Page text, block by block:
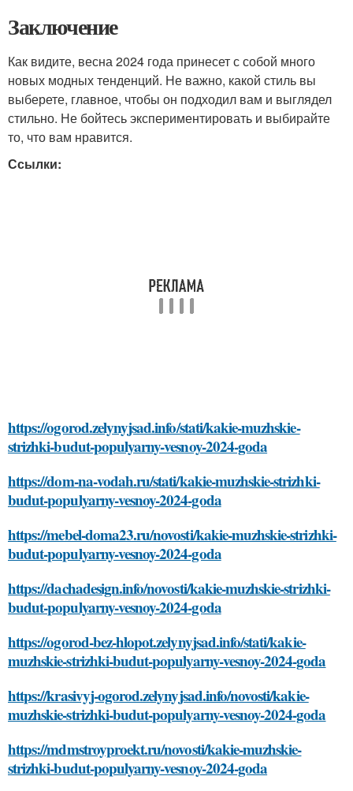
Заключение
Как видите, весна 2024 года принесет с собой много
новых модных тенденций. Не важно, какой стиль вы
выберете, главное, чтобы он подходил вам и выглядел
стильно. Не бойтесь экспериментировать и выбирайте
то, что вам нравится.
Ссылки:
https://ogorod.zelynyjsad.info/stati/kakie-muzhskie-
strizhki-budut-populyarny-vesnoy-2024-goda
https://dom-na-vodah.ru/stati/kakie-muzhskie-strizhki-
budut-populyarny-vesnoy-2024-goda
https://mebel-doma23.ru/novosti/kakie-muzhskie-strizhki-
budut-populyarny-vesnoy-2024-goda
https://dachadesign.info/novosti/kakie-muzhskie-strizhki-
budut-populyarny-vesnoy-2024-goda
https://ogorod-bez-hlopot.zelynyjsad.info/stati/kakie-
muzhskie-strizhki-budut-populyarny-vesnoy-2024-goda
https://krasivyj-ogorod.zelynyjsad.info/novosti/kakie-
muzhskie-strizhki-budut-populyarny-vesnoy-2024-goda
https://mdmstroyproekt.ru/novosti/kakie-muzhskie-
strizhki-budut-populyarny-vesnoy-2024-goda